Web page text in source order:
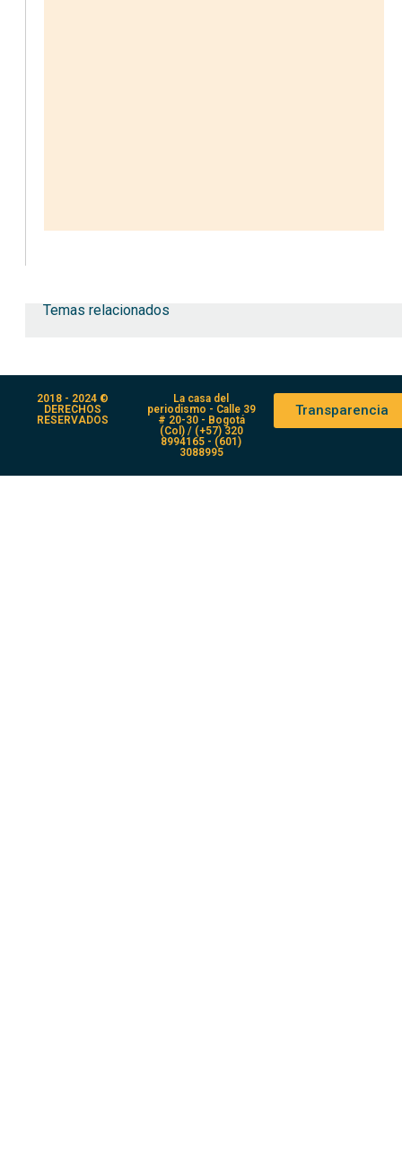
Temas relacionados
2018 - 2024 ©
DERECHOS
RESERVADOS
La casa del
periodismo - Calle 39
# 20-30 - Bogotá
(Col) / (+57) 320
8994165 - (601)
3088995
Transparencia